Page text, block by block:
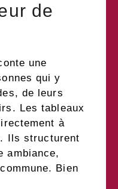
de
une
qui y
de leurs
Les tableaux
à
Ils structurent
ambiance,
Bien